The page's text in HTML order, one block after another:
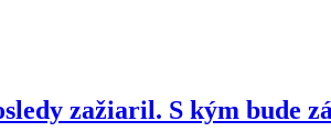
zažiaril. S kým bude